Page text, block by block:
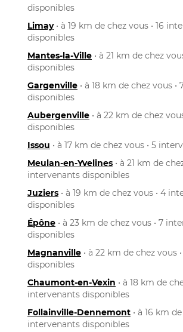
disponibles
Limay• à 19 km de chez vous • 16
disponibles
Mantes-la-Ville • à 21 km de chez
disponibles
Gargenville • à 18 km de chez vous
disponibles
Aubergenville • à 22 km de chez
disponibles
Issou • à 17 km de chez vous • 5
Meulan-en-Yvelines • à 21 km de
intervenants disponibles
Juziers • à 19 km de chez vous • 4
disponibles
Épône • à 23 km de chez vous • 7
disponibles
Magnanville • à 22 km de chez vous
disponibles
Chaumont-en-Vexin • à 18 km de
intervenants disponibles
Follainville-Dennemont • à 16 km
intervenants disponibles